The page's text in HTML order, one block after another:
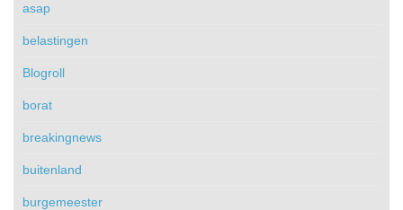
asap
belastingen
Blogroll
borat
breakingnews
buitenland
burgemeester